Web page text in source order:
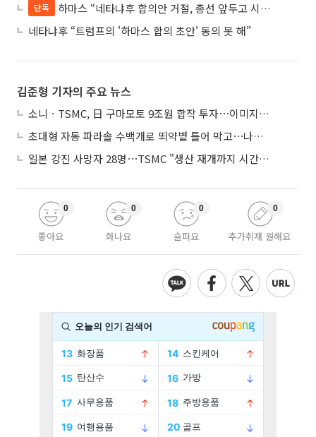
단독
하마스 “네타냐후 합의안 거절, 총선 앞두고 시간 끌기”
네타냐후 “트럼프의 '하마스 합의 초안' 동의 못 해”
김준형 기자의 주요 뉴스
소니ㆍTSMC, 日 구마모토 9조원 합작 투자⋯이미지 센서 반도체 양산
초대형 자동 파라솔 수백개로 뙤약볕 틀어 막고⋯나라별 폭염 생존법
일본 강진 사망자 28명⋯TSMC "생산 재개까지 시간 필요해"
좋아요
0
화나요
0
슬퍼요
0
추가취재 원해요
0